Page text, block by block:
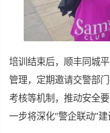
培训结束后，顺丰同城
管理，定期邀请交警部
考核等机制，推动安全
一步将深化“警企联动”